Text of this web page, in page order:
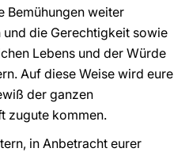
Bemühungen weiter
und die Gerechtigkeit sowie
Lebens und der Würde
Auf diese Weise wird eure
der ganzen
zugute kommen.
in Anbetracht eurer